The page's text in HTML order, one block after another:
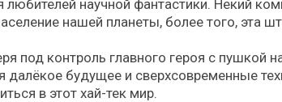
любителей научной фантастики. Некий
нашей планеты, более того, эта
под контроль главного героя с пушкой
будущее и сверхсовременные
в этот хай-тек мир.